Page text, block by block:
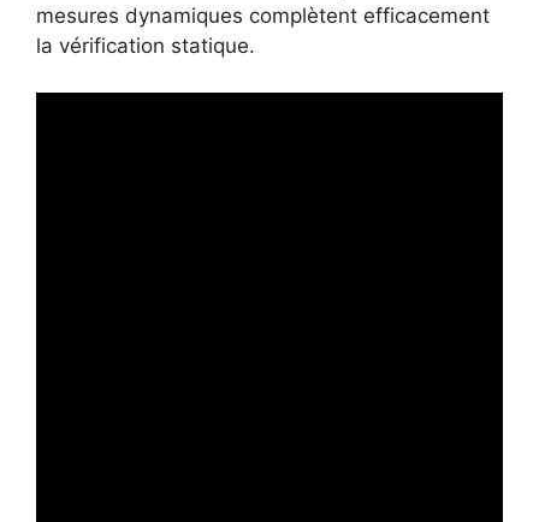
mesures dynamiques complètent efficacement
la vérification statique.